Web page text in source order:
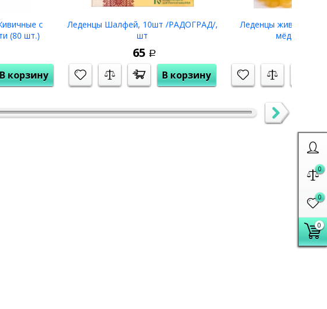
0
0
0
с
(80 шт.)
В корзину
Леденцы Шалфей, 10шт /РАДОГРАД/,
шт
65 Р
В корзину
Леденцы живичные
мёдом (10